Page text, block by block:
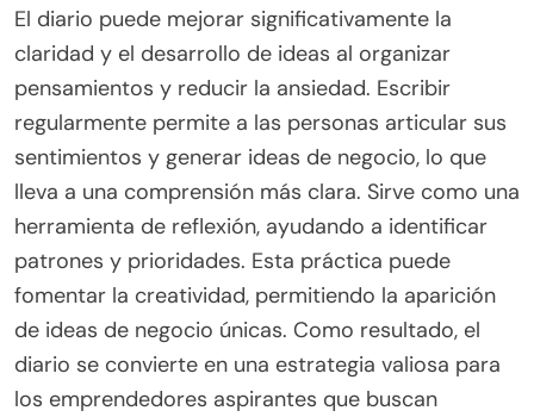
El diario puede mejorar significativamente la
claridad y el desarrollo de ideas al organizar
pensamientos y reducir la ansiedad. Escribir
regularmente permite a las personas articular sus
sentimientos y generar ideas de negocio, lo que
lleva a una comprensión más clara. Sirve como una
herramienta de reflexión, ayudando a identificar
patrones y prioridades. Esta práctica puede
fomentar la creatividad, permitiendo la aparición
de ideas de negocio únicas. Como resultado, el
diario se convierte en una estrategia valiosa para
los emprendedores aspirantes que buscan